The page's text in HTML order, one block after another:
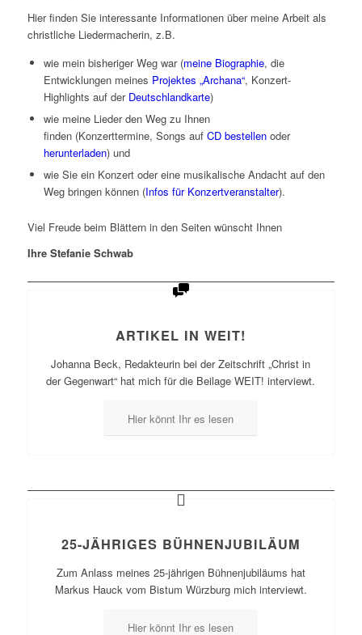
Hier finden Sie interessante Informationen über meine Arbeit als
christliche Liedermacherin, z.B.
wie mein bisheriger Weg war (meine Biographie, die
Entwicklungen meines Projektes „Archana“, Konzert-
Highlights auf der Deutschlandkarte)
wie meine Lieder den Weg zu Ihnen
finden (Konzerttermine, Songs auf CD bestellenoder
herunterladen) und
wie Sie ein Konzert oder eine musikalische Andacht auf den
Weg bringen können (Infos für Konzertveranstalter).
Viel Freude beim Blättern in den Seiten wünscht Ihnen
Ihre Stefanie Schwab
ARTIKEL IN WEIT!
Johanna Beck, Redakteurin bei der Zeitschrift „Christ in
der Gegenwart“ hat mich für die Beilage WEIT! interviewt.
Hier könnt Ihr es lesen
25-JÄHRIGES BÜHNENJUBILÄUM
Zum Anlass meines 25-jährigen Bühnenjubiläums hat
Markus Hauck vom Bistum Würzburg mich interviewt.
Hier könnt Ihr es lesen